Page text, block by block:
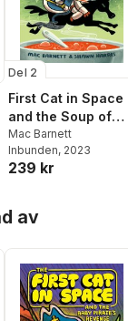
Del 2
First Cat in Space
and the Soup of
Doom
Mac Barnett
Inbunden, 2023
239 kr
av